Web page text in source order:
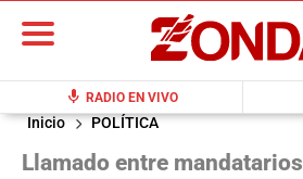
mic RADIO EN VIVO
Inicio POLÍTICA
Llamado entre mandatarios